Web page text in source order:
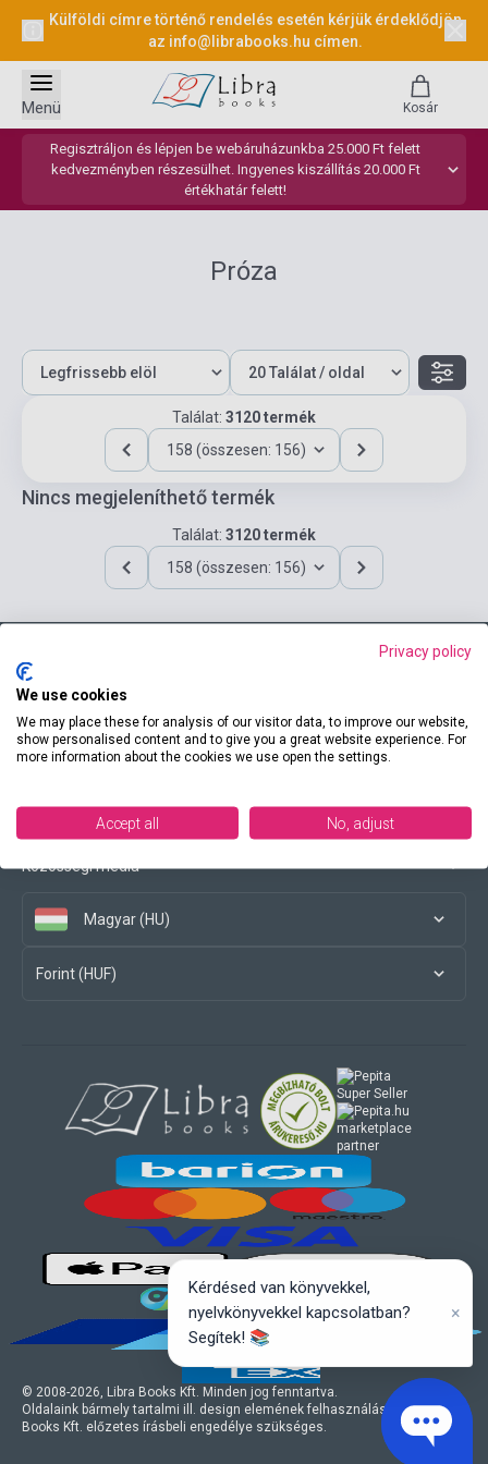
Külföldi címre történő rendelés esetén kérjük érdeklődjön
az info@librabooks.hu címen.
Regisztráljon és lépjen be webáruházunkba 25.000 Ft felett
kedvezményben részesülhet. Ingyenes kiszállítás 20.000 Ft
értékhatár felett!
Menü Kosár
Próza
Találat: 3120 termék
158 (összesen: 156)
Nincs megjeleníthető termék
Találat: 3120 termék
158 (összesen: 156)
Elérhetőségeink
Közösségi média
Magyar (HU)
Forint (HUF)
© 2008-2026, Libra Books Kft. Minden jog fenntartva.
Oldalaink bármely tartalmi ill. design elemének felhasználásához a Libra
Books Kft. előzetes írásbeli engedélye szükséges.
marketplace
partner
Kérdésed van könyvekkel,
nyelvkönyvekkel kapcsolatban?
Segítek! 📚
×
Privacy policy
We use cookies
We may place these for analysis of our visitor data, to improve our website,
show personalised content and to give you a great website experience. For
more information about the cookies we use open the settings.
Accept all No, adjust